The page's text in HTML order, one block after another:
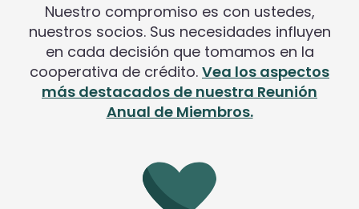
Nuestro compromiso es con ustedes,
nuestros socios. Sus necesidades influyen
en cada decisión que tomamos en la
cooperativa de crédito. Vea los aspectos
más destacados de nuestra Reunión
Anual de Miembros.